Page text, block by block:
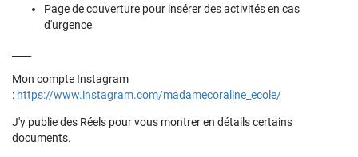
Page de couverture pour insérer des activités en cas
d'urgence
Mon compte Instagram
: https://www.instagram.com/madamecoraline_ecole/
J'y publie des Réels pour vous montrer en détails certains
documents.